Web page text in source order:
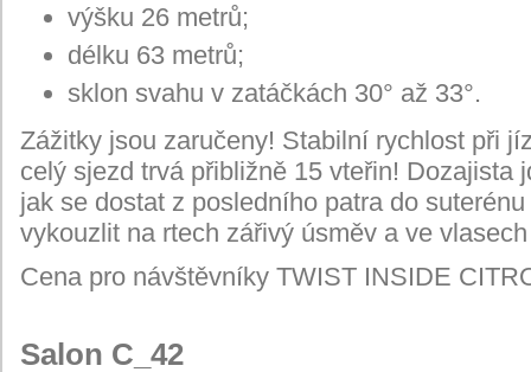
výšku 26 metrů;
délku 63 metrů;
sklon svahu v zatáčkách 30° až 33°.
Zážitky jsou zaručeny! Stabilní rychlost při
celý sjezd trvá přibližně 15 vteřin! Dozajista
jak se dostat z posledního patra do
vykouzlit na rtech zářivý úsměv a ve
Cena pro návštěvníky TWIST INSIDE
Salon C_42